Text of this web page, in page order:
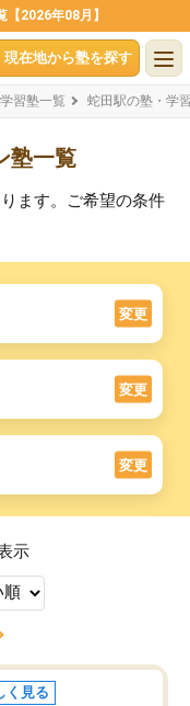
2026年08月】
現在地から塾を探す
習塾一覧 蛇田駅の塾・学
塾一覧
ます。ご希望の条件
変更
変更
変更
示
く見る